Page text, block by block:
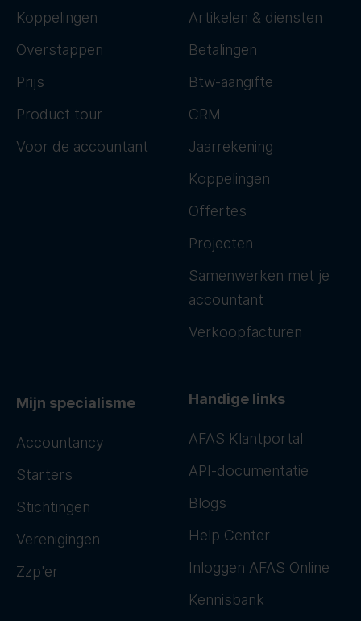
Koppelingen
Overstappen
Prijs
Product tour
Voor de accountant
Artikelen & diensten
Betalingen
Btw-aangifte
CRM
Jaarrekening
Koppelingen
Offertes
Projecten
Samenwerken met je
accountant
Verkoopfacturen
Mijn specialisme
Accountancy
Starters
Stichtingen
Verenigingen
Zzp'er
Handige links
AFAS Klantportal
API-documentatie
Blogs
Help Center
Inloggen AFAS Online
Kennisbank